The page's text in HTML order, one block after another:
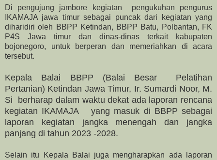
Di pengujung jambore kegiatan pengukuhan pengurus
IKAMAJA jawa timur sebagai puncak dari kegiatan yang
diharidiri oleh BBPP Ketindan, BBPP Batu, Polbantan, FK
P4S Jawa timur dan dinas-dinas terkait kabupaten
bojonegoro, untuk berperan dan memeriahkan di acara
tersebut.
Kepala Balai BBPP (Balai Besar Pelatihan
Pertanian) Ketindan Jawa Timur, Ir. Sumardi Noor, M.
Si berharap dalam waktu dekat ada laporan rencana
kegiatan IKAMAJA yang masuk di BBPP sebagai
laporan kegiatan jangka menengah dan jangka
panjang di tahun 2023 -2028.
Selain itu Kepala Balai juga mengharapkan ada laporan